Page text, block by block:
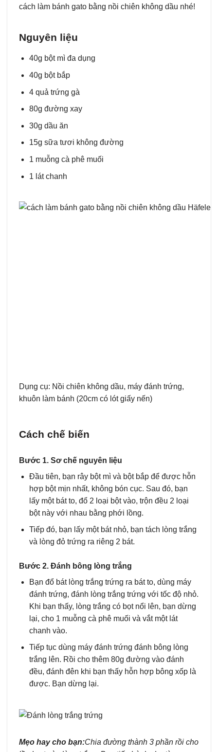
cách làm bánh gato bằng nồi chiên không dầu nhé!
Nguyên liệu
40g bột mì đa dụng
40g bột bắp
4 quả trứng gà
80g đường xay
30g dầu ăn
15g sữa tươi không đường
1 muỗng cà phê muối
1 lát chanh
Dụng cụ: Nồi chiên không dầu, máy đánh trứng,
khuôn làm bánh (20cm có lót giấy nến)
Cách chế biến
Bước 1. Sơ chế nguyên liệu
Đầu tiên, bạn rây bột mì và bột bắp để được hỗn
hợp bột mịn nhất, không bón cục. Sau đó, bạn
lấy một bát to, đổ 2 loại bột vào, trộn đều 2 loại
bột này với nhau bằng phới lồng.
Tiếp đó, bạn lấy một bát nhỏ, bạn tách lòng trắng
và lòng đỏ trứng ra riêng 2 bát.
Bước 2. Đánh bông lòng trắng
Bạn đổ bát lòng trắng trứng ra bát to, dùng máy
đánh trứng, đánh lòng trắng trứng với tốc độ nhỏ.
Khi bạn thấy, lòng trắng có bọt nổi lên, bạn dừng
lại, cho 1 muỗng cà phê muối và vắt một lát
chanh vào.
Tiếp tục dùng máy đánh trứng đánh bông lòng
trắng lên. Rồi cho thêm 80g đường vào đánh
đều, đánh đên khi bạn thấy hỗn hợp bông xốp là
được. Bạn dừng lại.
Mẹo hay cho bạn:Chia đường thành 3 phần rồi cho